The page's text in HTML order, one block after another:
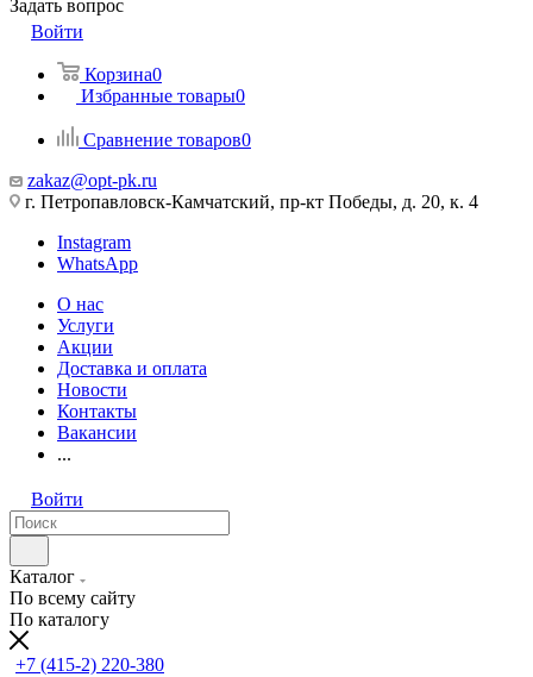
Задать вопрос
Войти
Корзина0
Избранные товары0
Сравнение товаров0
zakaz@opt-pk.ru
г. Петропавловск-Камчатский, пр-кт Победы, д. 20, к. 4
Instagram
WhatsApp
О нас
Услуги
Акции
Доставка и оплата
Новости
Контакты
Вакансии
...
Войти
Каталог
По всему сайту
По каталогу
+7 (415-2) 220-380